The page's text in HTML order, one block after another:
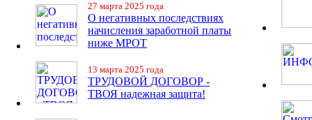
27 марта 2025 года
О негативных последствиях
начисления заработной платы
ниже МРОТ
13 марта 2025 года
ТРУДОВОЙ ДОГОВОР -
ТВОЯ надежная защита!